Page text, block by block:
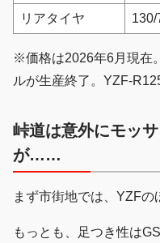
リアタイヤ 130/
※価格は2026年6月現在
ルが生産終了。YZF-
峠道は意外にモッ
が……
まず市街地では、YZFの
もっとも、足つき性は